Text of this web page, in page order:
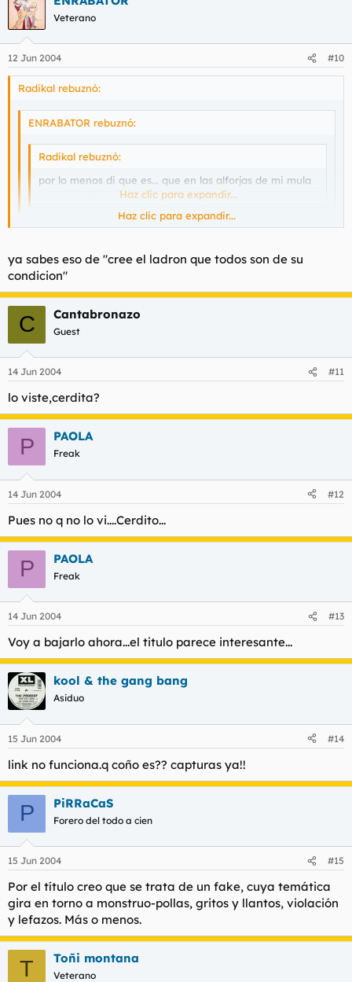
Veterano
12 Jun 2004 #10
Radikal rebuznó:
ENRABATOR rebuznó:
Radikal rebuznó:
por lo menos di que es... que en las alforjas de mi mula
hay unos 75 pedidos...Haz clic para expandir...
quien ha dicho que sea todo porno????
Haz clic para expandir...
ya sabes eso de "cree el ladron que todos son de su
condicion"
C Cantabronazo
Guest
14 Jun 2004 #11
lo viste,cerdita?
P PAOLA
Freak
14 Jun 2004 #12
Pues no q no lo vi....Cerdito...
P PAOLA
Freak
14 Jun 2004 #13
Voy a bajarlo ahora...el titulo parece interesante...
kool & the gang bang
Asiduo
15 Jun 2004 #14
link no funciona.q coño es?? capturas ya!!
P PiRRaCaS
Forero del todo a cien
15 Jun 2004 #15
Por el título creo que se trata de un fake, cuya temática
gira en torno a monstruo-pollas, gritos y llantos, violación
y lefazos. Más o menos.
T Toñi montana
Veterano